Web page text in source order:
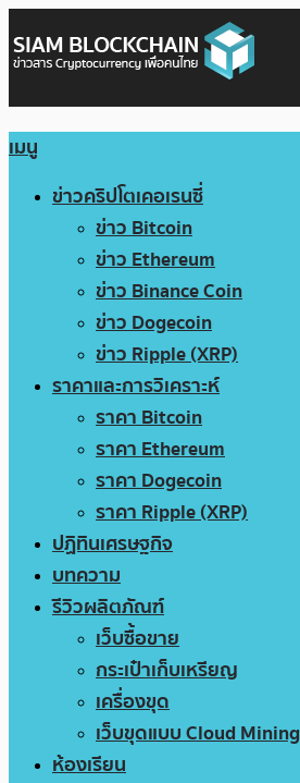
เมนู
ข่าวคริปโตเคอเรนซี่
ข่าว Bitcoin
ข่าว Ethereum
ข่าว Binance Coin
ข่าว Dogecoin
ข่าว Ripple (XRP)
ราคาและการวิเคราะห์
ราคา Bitcoin
ราคา Ethereum
ราคา Dogecoin
ราคา Ripple (XRP)
ปฏิทินเศรษฐกิจ
บทความ
รีวิวผลิตภัณฑ์
เว็บซื้อขาย
กระเป๋าเก็บเหรียญ
เครื่องขุด
เว็บขุดแบบ Cloud Mining
ห้องเรียน